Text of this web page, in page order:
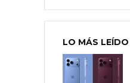
LO MÁS